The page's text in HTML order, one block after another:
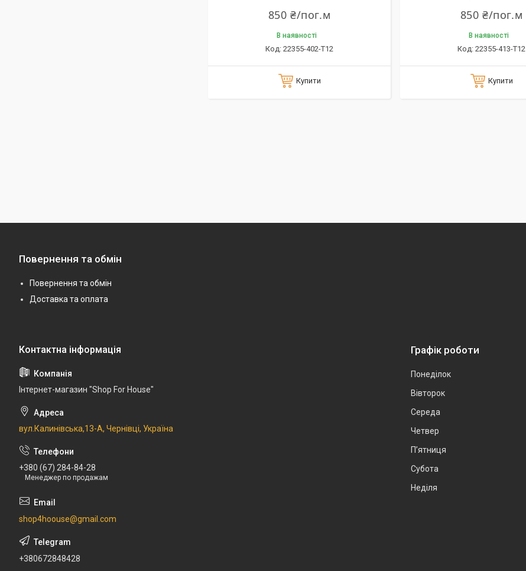
850 ₴/пог.м
В наявності
22355-402-T12
Купити
850 ₴/пог.м
В наявності
22355-413-T12
Купити
Повернення та обмін
Повернення та обмін
Доставка та оплата
Інтернет-магазин "Shop For House"
вул.Калинівська,13-А, Чернівці, Україна
+380 (67) 284-84-28
Менеджер по продажам
shop4hoouse@gmail.com
+380672848428
Графік роботи
Понеділок
Вівторок
Середа
Четвер
Пʼятниця
Субота
Неділя